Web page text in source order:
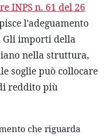
INPS n. 61 del 26
l'adeguamento
Gli importi della
nella struttura,
soglie può collocare
reddito più
che riguarda